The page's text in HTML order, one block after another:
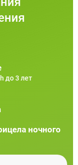
до 3 лет
ночного